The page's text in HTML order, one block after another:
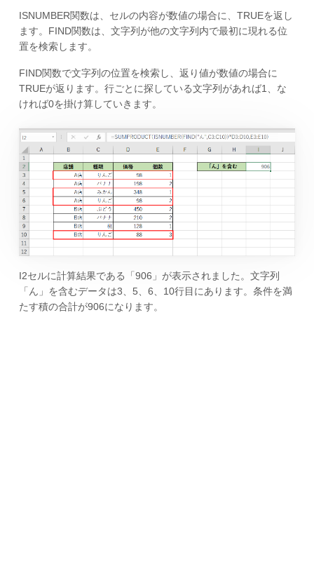
ISNUMBER関数は、セルの内容が数値の場合に、TRUEを返し
ます。FIND関数は、文字列が他の文字列内で最初に現れる位
置を検索します。
FIND関数で文字列の位置を検索し、返り値が数値の場合に
TRUEが返ります。行ごとに探している文字列があれば1、な
ければ0を掛け算していきます。
I2セルに計算結果である「906」が表示されました。文字列
「ん」を含むデータは3、5、6、10行目にあります。条件を満
たす積の合計が906になります。